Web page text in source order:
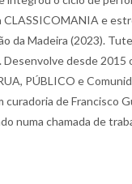
e
da Madeira (2023).
desde
PÚBLICO e
de Francisco
numa chamada de